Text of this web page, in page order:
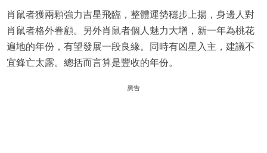
肖鼠者獲兩顆強力吉星飛臨，整體運勢穩步上揚，身邊人對
肖鼠者格外眷顧。另外肖鼠者個人魅力大增，新一年為桃花
遍地的年份，有望發展一段良緣。同時有凶星入主，建議不
宜鋒亡太露。總括而言算是豐收的年份。
廣告